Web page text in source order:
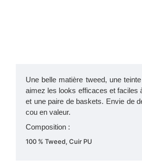
Une belle matière tweed, une
aimez les looks efficaces et faciles
et une paire de baskets. Envie de
cou en valeur.
Composition :
100 % Tweed, Cuir PU